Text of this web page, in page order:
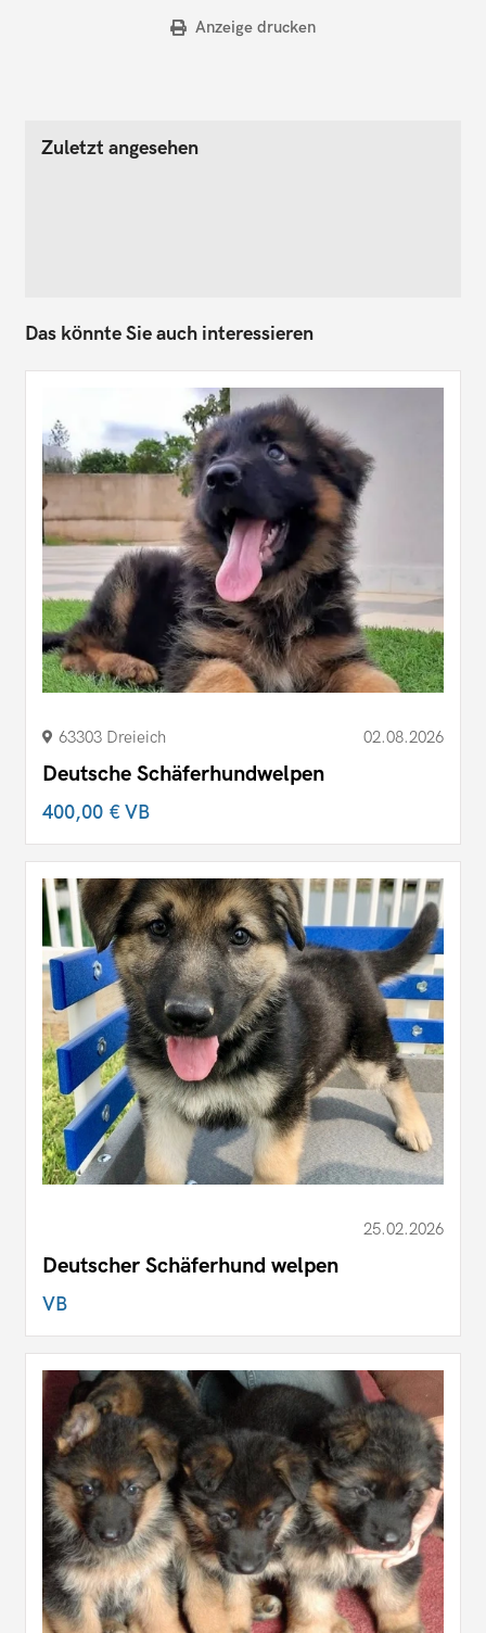
Anzeige drucken
Zuletzt angesehen
Das könnte Sie auch interessieren
63303 Dreieich 02.08.2026
Deutsche Schäferhundwelpen
400,00 €VB
25.02.2026
Deutscher Schäferhund welpen
VB